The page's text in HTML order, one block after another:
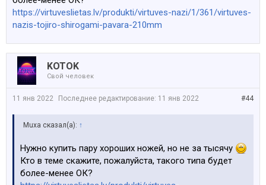
https://virtuveslietas.lv/produkti/virtuves-nazi/1/361/virtuves-
nazis-tojiro-shirogami-pavara-210mm
KOTOK
Свой человек
#44
11 янв 2022 Последнее редактирование: 11 янв 2022
Muxa сказал(а): ↑
Нужно купить пару хороших ножей, но не за тысячу
Кто в теме скажите, пожалуйста, такого типа будет
более-менее ОК?